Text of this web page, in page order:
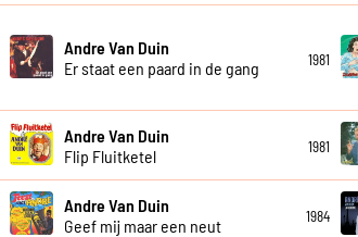
Andre Van Duin
Er staat een paard in de gang
1981
Andre Van Duin
Flip Fluitketel
1981
Andre Van Duin
Geef mij maar een neut
1984